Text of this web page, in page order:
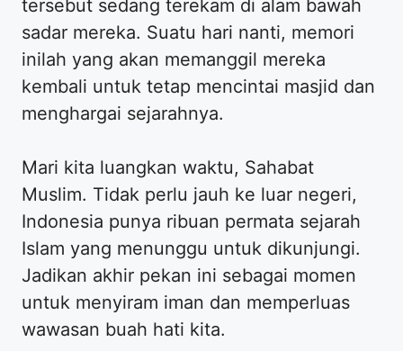
tersebut sedang terekam di alam bawah
sadar mereka. Suatu hari nanti, memori
inilah yang akan memanggil mereka
kembali untuk tetap mencintai masjid dan
menghargai sejarahnya.
​Mari kita luangkan waktu, Sahabat
Muslim. Tidak perlu jauh ke luar negeri,
Indonesia punya ribuan permata sejarah
Islam yang menunggu untuk dikunjungi.
Jadikan akhir pekan ini sebagai momen
untuk menyiram iman dan memperluas
wawasan buah hati kita.